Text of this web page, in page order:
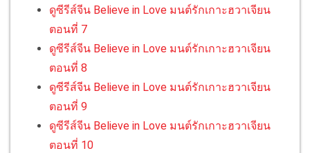
ดูซีรีส์จีน Believe in Love มนต์รักเกาะฮวาเจียน
ตอนที่ 7
ดูซีรีส์จีน Believe in Love มนต์รักเกาะฮวาเจียน
ตอนที่ 8
ดูซีรีส์จีน Believe in Love มนต์รักเกาะฮวาเจียน
ตอนที่ 9
ดูซีรีส์จีน Believe in Love มนต์รักเกาะฮวาเจียน
ตอนที่ 10